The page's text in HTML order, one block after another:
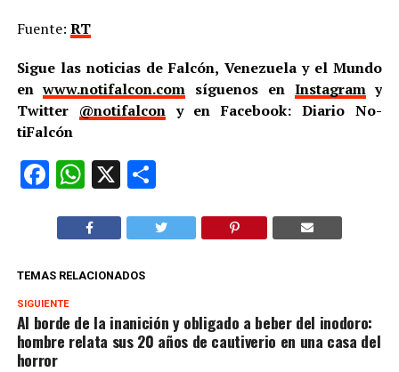
Fuente: RT
Sigue las noticias de Falcón, Venezuela y el Mundo
enwww.notifalcon.com síguenos en Instagramy
Twitter @notifalcony en Facebook: Diario No­
tiFalcón
Facebook
WhatsApp
X Compartir
TEMAS RELACIONADOS
SIGUIENTE
Al borde de la inanición y obligado a beber del inodoro:
hombre relata sus 20 años de cautiverio en una casa del
horror